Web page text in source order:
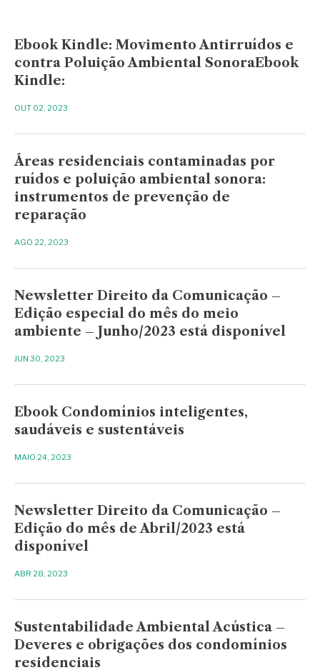
Ebook Kindle: Movimento Antirruídos e
contra Poluição Ambiental SonoraEbook
Kindle:
OUT 02, 2023
Áreas residenciais contaminadas por
ruídos e poluição ambiental sonora:
instrumentos de prevenção de
reparação
AGO 22, 2023
Newsletter Direito da Comunicação –
Edição especial do mês do meio
ambiente – Junho/2023 está disponível
JUN 30, 2023
Ebook Condomínios inteligentes,
saudáveis e sustentáveis
MAIO 24, 2023
Newsletter Direito da Comunicação –
Edição do mês de Abril/2023 está
disponível
ABR 28, 2023
Sustentabilidade Ambiental Acústica –
Deveres e obrigações dos condomínios
residenciais